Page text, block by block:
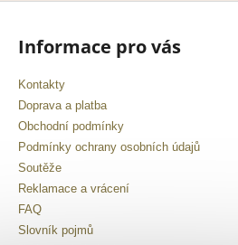
Informace pro vás
Kontakty
Doprava a platba
Obchodní podmínky
Podmínky ochrany osobních údajů
Soutěže
Reklamace a vrácení
FAQ
Slovník pojmů